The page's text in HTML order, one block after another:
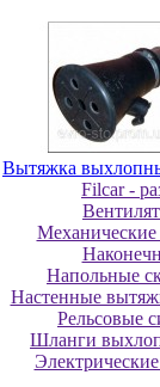
Вытяжка
Filcar -
Механические
Напольные
Настенные
Рельсовые
Шланги